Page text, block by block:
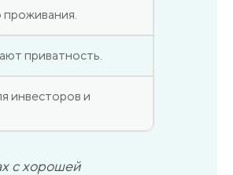
проживания.
приватность.
инвесторов и
с хорошей